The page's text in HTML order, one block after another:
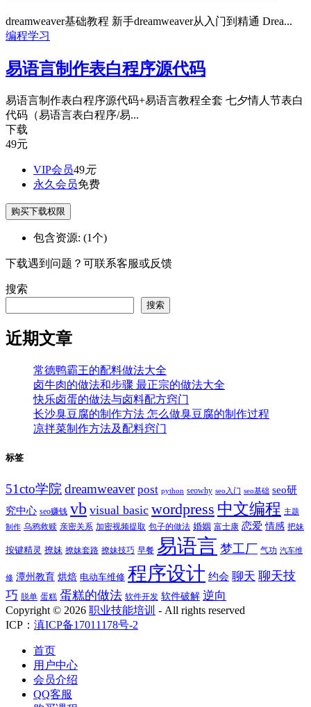
dreamweaver基础教程 新手dreamweaver从入门到精通 Drea...
编程学习
易语言制作表白程序源代码
易语言制作表白程序源代码+易语言教程全套 七夕情人节表白
代码（易语言表白程序/易...
下载
49元
VIP会员49元
永久会员免费
购买下载权限
包含资源: (1个)
下载遇到问题？可联系客服或反馈
搜索
搜索
近期文章
常德鸭霸王的配料做法大全
卤牛肉的做法和步骤 最正宗的做法大全
快乐卤蛋的做法与卤料配方窍门
长沙臭豆腐的制作方法 怎么做臭豆腐的制作过程
凉拌菜制作方法及配料窍门
标签
51cto学院dreamweaver post python seowhy seo入门 seo基础 seo研
究中心 seo赚钱 vb visual basic wordpress 中文编程 主题
制作 乌鸦救赎 亲密关系 加密视频提取 包子的做法 婚姻 富士康 恋爱 情感 把妹
按键精灵 撩妹 撩妹套路 撩妹技巧 早餐 易语言 梦工厂 气功 汽车维
修 潭州教育 烘焙 电动车维修 程序设计 约会 聊天 聊天技
巧 脱单 蛋糕 蛋糕的做法 软件开发 软件破解 逆向
Copyright © 2026 职业技能培训 - All rights reserved
ICP： 滇ICP备17011178号-2
首页
用户中心
会员介绍
QQ客服